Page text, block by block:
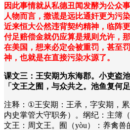
因此事情就从私德丑闻发酵为公众
人物而言，撒谎是远比通奸更为污
近来恒大公然违背契约精神，临阵
付足赔偿金就仍应算是规则允许，
在美国，想来必定会被重罚，甚至
神，也就是在直接污染水源了。
课文三：王安期为东海郡。小吏盗
「文王之囿，与众共之。池鱼复何足
注释： ①王安期：王承，字安期，
内史掌管大守职务）。纲纪：主簿
文王：周文王。囿（yòu）：养禽兽